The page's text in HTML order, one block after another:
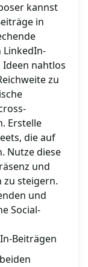
kannst
in
LinkedIn-
Ideen nahtlos
zu
Erstelle
die auf
Nutze diese
und
zu steigern.
und
Social-
Beiträgen